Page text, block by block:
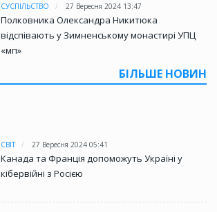
СУСПІЛЬСТВО 27 Вересня 2024 13:47
Полковника Олександра Никитюка
відспівають у Зимненському монастирі УПЦ
«мп»
БІЛЬШЕ НОВИН
СВІТ 27 Вересня 2024 05:41
Канада та Франція допоможуть Україні у
кібервійні з Росією